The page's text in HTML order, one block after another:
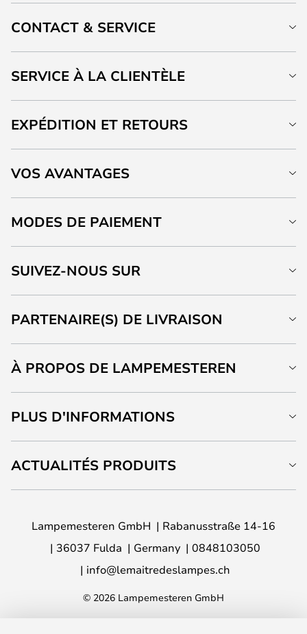
CONTACT & SERVICE
SERVICE À LA CLIENTÈLE
EXPÉDITION ET RETOURS
VOS AVANTAGES
MODES DE PAIEMENT
SUIVEZ-NOUS SUR
PARTENAIRE(S) DE LIVRAISON
À PROPOS DE LAMPEMESTEREN
PLUS D'INFORMATIONS
ACTUALITÉS PRODUITS
Lampemesteren GmbH
Rabanusstraße 14-16
36037 Fulda
Germany
0848103050
info@lemaitredeslampes.ch
© 2026 Lampemesteren GmbH